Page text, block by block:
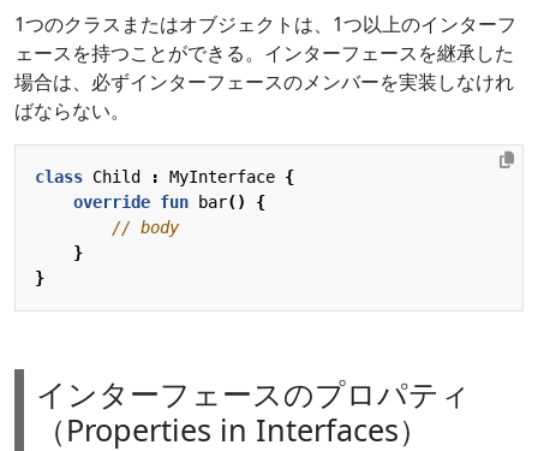
1つのクラスまたはオブジェクトは、1つ以上のインターフ
ェースを持つことができる。インターフェースを継承した
場合は、必ずインターフェースのメンバーを実装しなけれ
ばならない。
class Child : MyInterface {
override fun bar()
{
}
}
インターフェースのプロパティ
（Properties in Interfaces）